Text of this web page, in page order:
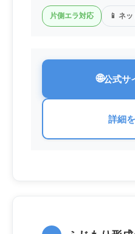
片側エラ対応 📱 ネ
🌐公式サ
詳細